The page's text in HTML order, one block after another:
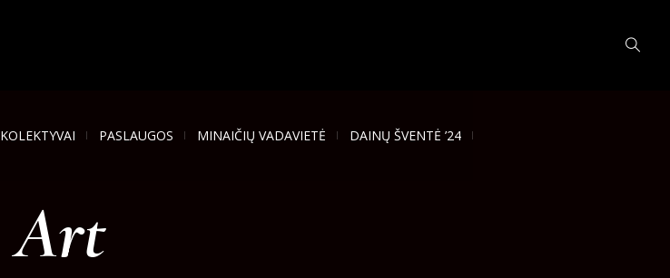
KOLEKTYVAI PASLAUGOS MINAIČIŲ VADAVIETĖ DAINŲ ŠVENTĖ ’24
Art